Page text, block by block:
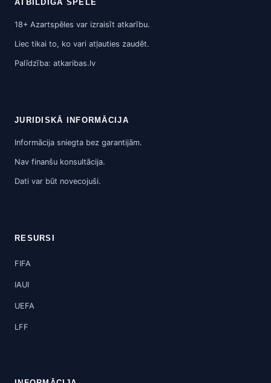
ATBILDĪGA SPĒLE
18+ Azartspēles var izraisīt atkarību.
Liec tikai to, ko vari atļauties zaudēt.
Palīdzība: atkaribas.lv
JURIDISKĀ INFORMĀCIJA
Informācija sniegta bez garantijām.
Nav finanšu konsultācija.
Dati var būt novecojuši.
RESURSI
FIFA
IAUI
UEFA
LFF